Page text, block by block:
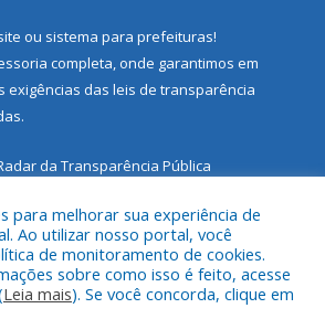
ou sistema para prefeituras!
completa, onde garantimos em
exigências das leis de transparência
da Transparência Pública
a Prefeitura Municipal de Santarém
Novo.
para melhorar sua experiência de
Ao utilizar nosso portal, você
de monitoramento de cookies.
sobre como isso é feito, acesse
Leia mais). Se você concorda, clique em